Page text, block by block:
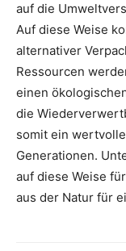
auf die
Auf diese Weise
alternativer
Ressourcen
einen
die
somit ein
Generationen.
auf diese Weise
aus der Natur für